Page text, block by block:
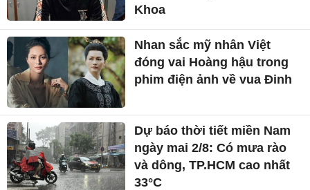
Khoa
Nhan sắc mỹ nhân Việt
đóng vai Hoàng hậu trong
phim điện ảnh về vua Đinh
Dự báo thời tiết miền Nam
ngày mai 2/8: Có mưa rào
và dông, TP.HCM cao nhất
33°C